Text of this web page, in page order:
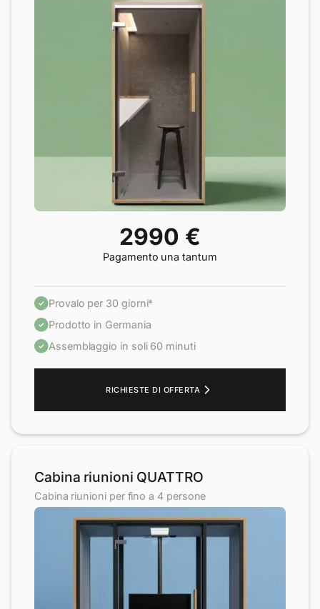
2990 €
Pagamento una tantum
Provalo per 30 giorni*
Prodotto in Germania
Assemblaggio in soli 60 minuti
RICHIESTE DI OFFERTA
Cabina riunioni QUATTRO
Cabina riunioni per fino a 4 persone